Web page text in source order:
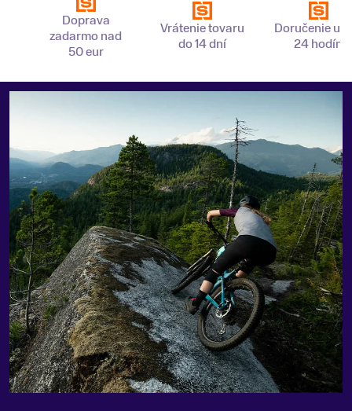
Doprava
zadarmo nad
50 eur
Vrátenie tovaru
do 14 dní
Doručenie už
24 hodín